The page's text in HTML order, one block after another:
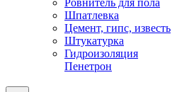
Ровнитель для пола
Шпатлевка
Цемент, гипс, известь
Штукатурка
Гидроизоляция
Пенетрон